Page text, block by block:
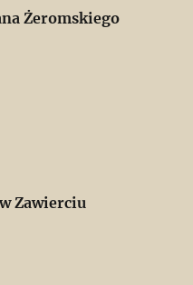
Żeromskiego
Zawierciu